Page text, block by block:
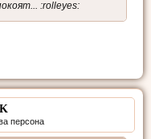
:rolleyes:
персона